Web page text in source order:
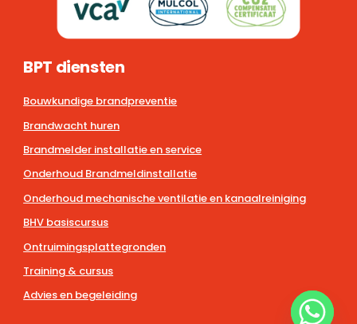
BPT diensten
Bouwkundige brandpreventie
Brandwacht huren
Brandmelder installatie en service
Onderhoud Brandmeldinstallatie
Onderhoud mechanische ventilatie en kanaalreiniging
BHV basiscursus
Ontruimingsplattegronden
Training & cursus
Advies en begeleiding